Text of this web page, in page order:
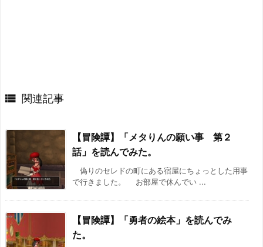
 関連記事
【冒険譚】「メタりんの願い事 第２
話」を読んでみた。
偽りのセレドの町にある宿屋にちょっとした用事
で行きました。 お部屋で休んでい ...
【冒険譚】「勇者の絵本」を読んでみ
た。